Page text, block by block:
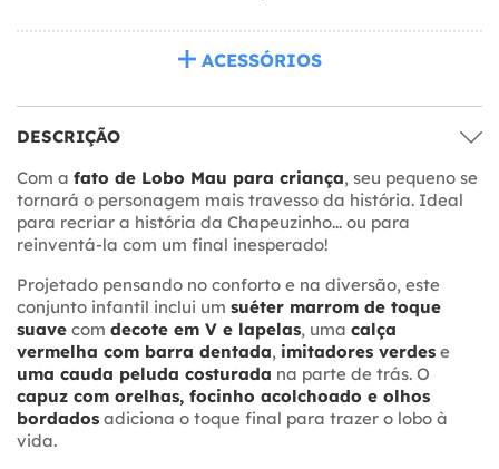
ACESSÓRIOS
DESCRIÇÃO
Com a fato de Lobo Mau para criança, seu pequeno se
tornará o personagem mais travesso da história. Ideal
para recriar a história da Chapeuzinho... ou para
reinventá-la com um final inesperado!
Projetado pensando no conforto e na diversão, este
conjunto infantil inclui um suéter marrom de toque
suave com decote em V e lapelas, uma calça
vermelha com barra dentada, imitadores verdes e
uma cauda peluda costurada na parte de trás. O
capuz com orelhas, focinho acolchoado e olhos
bordados adiciona o toque final para trazer o lobo à
vida.